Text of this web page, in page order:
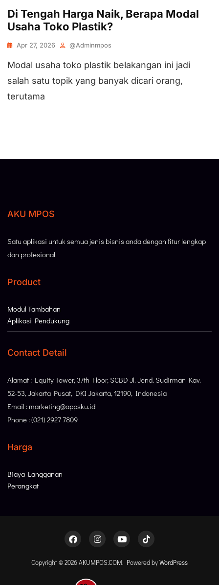
Di Tengah Harga Naik, Berapa Modal
Usaha Toko Plastik?
Apr 27, 2026 @adminmpos
Modal usaha toko plastik belakangan ini jadi
salah satu topik yang banyak dicari orang,
terutama
AKU MPOS
Satu aplikasi untuk semua jenis bisnis anda dengan fitur lengkap
dan profesional
Product
Modul Tambahan
Aplikasi Pendukung
Contact Detail
Alamat : Equity Tower, 37th Floor, SCBD Jl. Jend. Sudirman Kav.
52-53, Jakarta Pusat, DKI Jakarta, 12190, Indonesia
Email : marketing@appsku.id
Phone : (021) 2927 7809
Harga
Biaya Langganan
Perangkat
Copyright © 2026 AKUMPOS.COM. Powered byWordPress